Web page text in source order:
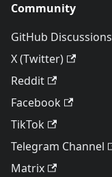
Community
GitHub Discussions
X (Twitter)
Reddit
Facebook
TikTok
Telegram Channel
Matrix